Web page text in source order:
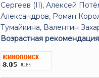
Сергеев (II), Алексей
Александров, Роман
Тумайкина, Валентин
Возрастная